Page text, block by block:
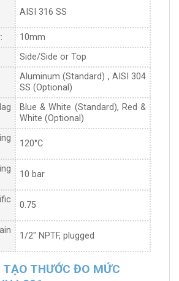
AISI 316 SS
10mm
Side/Side or Top
Aluminum (Standard) , AISI 304
SS (Optional)
Blue & White (Standard), Red &
White (Optional)
120°C
10 bar
0.75
1/2″ NPTF, plugged
TẠO THƯỚC ĐO MỨC